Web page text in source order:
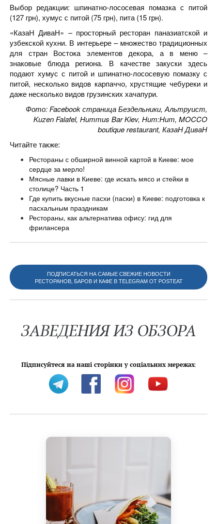
Выбор редакции: шпинатно-лососевая помазка с питой
(127 грн), хумус с питой (75 грн), пита (15 грн).
«КазаН ДиваН» – просторный ресторан паназиатской и
узбекской кухни. В интерьере – множество традиционных
для стран Востока элементов декора, а в меню –
знаковые блюда региона. В качестве закуски здесь
подают хумус с питой и шпинатно-лососевую помазку с
питой, несколько видов карпаччо, хрустящие чебуреки и
даже несколько видов грузинских хачапури.
Фото: Facebook страница Бездельники, Альтруист,
Kuzen Falafel, Hummus Bar Kiev, Hum:Hum, MOCCO
boutique restaurant, КазаН ДиваН
Читайте также:
Рестораны с обширной винной картой в Киеве: мое
сердце за мерло!
Мясные лавки в Киеве: где искать мясо и стейки в
столице? Часть 1
Где купить вкусные пасхи (паски) в Киеве: подготовка к
пасхальным праздникам
Рестораны, как альтернатива офису: гид для
фрилансера
ПОДПИСАТЬСЯ НА САМЫЕ СВЕЖИЕ НОВОСТИ
РЕСТОРАНОВ, БАРОВ И КАФЕ В TELEGRAM ОТ POSTEAT
ЗАВЕДЕНИЯ ИЗ ОБЗОРА
Підписуйтеся на наші сторінки у соціальних мережах: